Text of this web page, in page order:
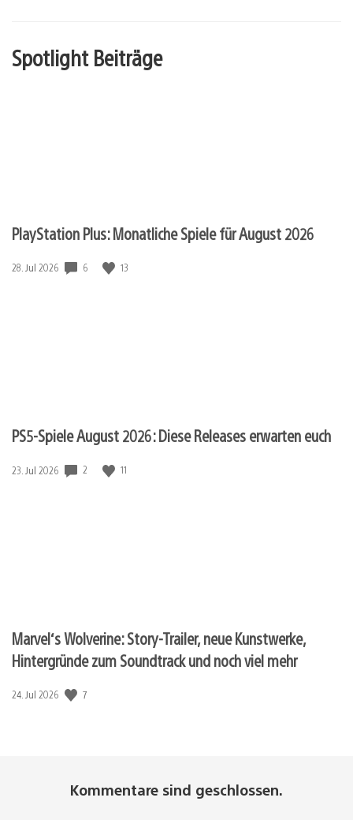
Spotlight Beiträge
PlayStation Plus: Monatliche Spiele für August 2026
Veröffentlichungsdatum:
28. Jul 2026 6 13
PS5-Spiele August 2026: Diese Releases erwarten euch
Veröffentlichungsdatum:
23. Jul 2026 2 11
Marvel‘s Wolverine: Story-Trailer, neue Kunstwerke,
Hintergründe zum Soundtrack und noch viel mehr
Veröffentlichungsdatum:
24. Jul 2026 7
Kommentare sind geschlossen.